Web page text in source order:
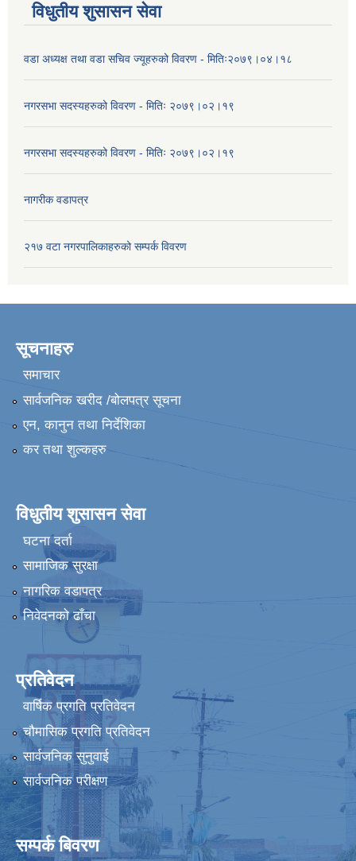
विधुतीय शुसासन सेवा
वडा अध्यक्ष तथा वडा सचिव ज्यूहरुको विवरण - मितिः२०७९।०४।१८
नगरसभा सदस्यहरुको विवरण - मितिः २०७९।०२।१९
नगरसभा सदस्यहरुको विवरण - मितिः २०७९।०२।१९
नागरीक वडापत्र
२१७ वटा नगरपालिकाहरुको सम्पर्क विवरण
सूचनाहरु
समाचार
सार्वजनिक खरीद /बोलपत्र सूचना
एन, कानुन तथा निर्देशिका
कर तथा शुल्कहरु
विधुतीय शुसासन सेवा
घटना दर्ता
सामाजिक सुरक्षा
नागरिक वडापत्र
निवेदनको ढाँचा
प्रतिवेदन
वार्षिक प्रगति प्रतिवेदन
चौमासिक प्रगति प्रतिवेदन
सार्वजनिक सुनुवाई
सार्वजनिक परीक्षण
सम्पर्क बिवरण